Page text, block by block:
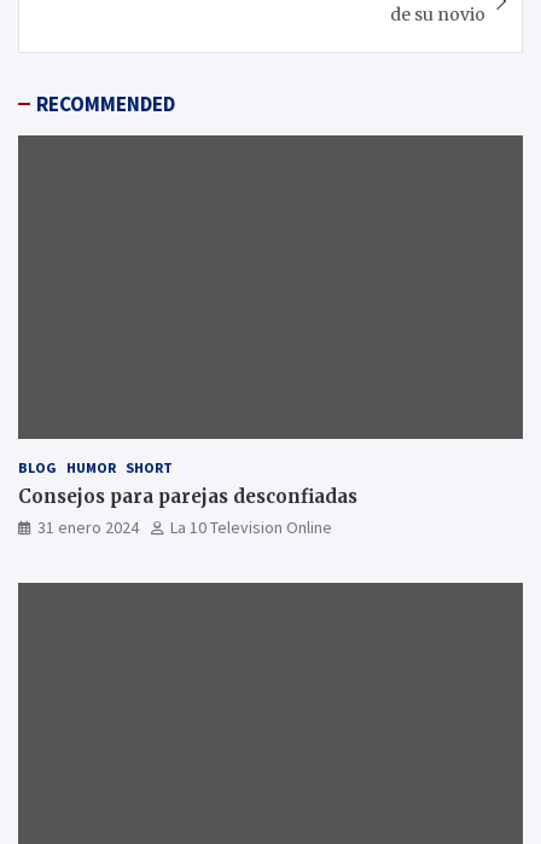
de su novio
RECOMMENDED
BLOG HUMOR SHORT
Consejos para parejas desconfiadas
31 enero 2024 La 10 Television Online